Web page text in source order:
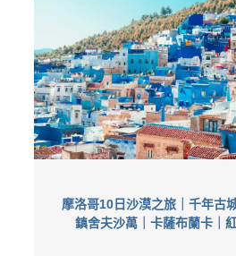
摩洛哥10日沙漠之旅｜千年古
鎮舍夫沙萬｜卡薩布蘭卡｜